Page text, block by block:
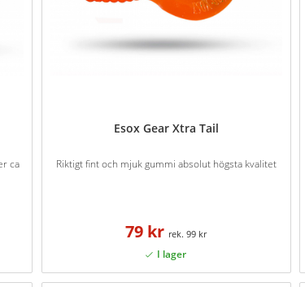
ca
Esox Gear Xtra Tail
Riktigt fint och mjuk gummi absolut högsta kvalitet
79 kr 99 kr